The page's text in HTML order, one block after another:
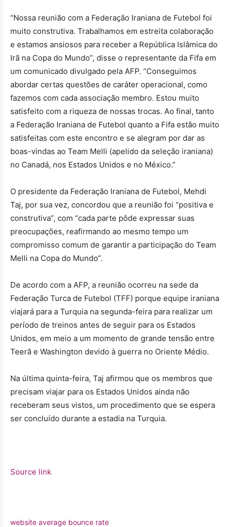
“Nossa reunião com a Federação Iraniana de Futebol foi
muito construtiva. Trabalhamos em estreita colaboração
e estamos ansiosos para receber a República Islâmica do
Irã na Copa do Mundo”, disse o representante da Fifa em
um comunicado divulgado pela AFP. “Conseguimos
abordar certas questões de caráter operacional, como
fazemos com cada associação membro. Estou muito
satisfeito com a riqueza de nossas trocas. Ao final, tanto
a Federação Iraniana de Futebol quanto a Fifa estão muito
satisfeitas com este encontro e se alegram por dar as
boas-vindas ao Team Melli (apelido da seleção iraniana)
no Canadá, nos Estados Unidos e no México.”
O presidente da Federação Iraniana de Futebol, Mehdi
Taj, por sua vez, concordou que a reunião foi “positiva e
construtiva”, com “cada parte pôde expressar suas
preocupações, reafirmando ao mesmo tempo um
compromisso comum de garantir a participação do Team
Melli na Copa do Mundo”.
De acordo com a AFP, a reunião ocorreu na sede da
Federação Turca de Futebol (TFF) porque equipe iraniana
viajará para a Turquia na segunda-feira para realizar um
período de treinos antes de seguir para os Estados
Unidos, em meio a um momento de grande tensão entre
Teerã e Washington devido à guerra no Oriente Médio.
Na última quinta-feira, Taj afirmou que os membros que
precisam viajar para os Estados Unidos ainda não
receberam seus vistos, um procedimento que se espera
ser concluído durante a estadia na Turquia.
Source link
website average bounce rate